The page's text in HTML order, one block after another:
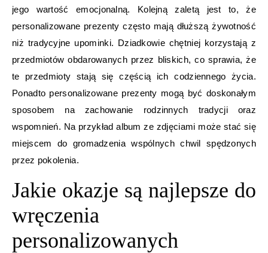
jego wartość emocjonalną. Kolejną zaletą jest to, że
personalizowane prezenty często mają dłuższą żywotność
niż tradycyjne upominki. Dziadkowie chętniej korzystają z
przedmiotów obdarowanych przez bliskich, co sprawia, że
te przedmioty stają się częścią ich codziennego życia.
Ponadto personalizowane prezenty mogą być doskonałym
sposobem na zachowanie rodzinnych tradycji oraz
wspomnień. Na przykład album ze zdjęciami może stać się
miejscem do gromadzenia wspólnych chwil spędzonych
przez pokolenia.
Jakie okazje są najlepsze do
wręczenia
personalizowanych